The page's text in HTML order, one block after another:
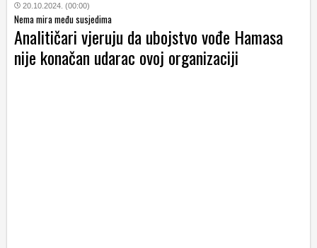
20.10.2024. (00:00)
Nema mira među susjedima
Analitičari vjeruju da ubojstvo vođe Hamasa
nije konačan udarac ovoj organizaciji